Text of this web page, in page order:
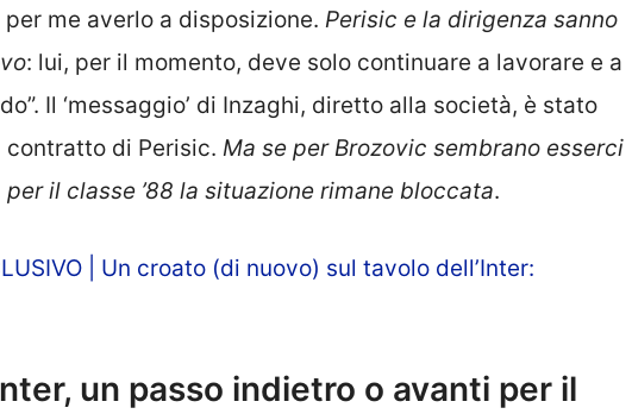
me averlo a disposizione. Perisic e la dirigenza sanno
: lui, per il momento, deve solo continuare a lavorare e a
Il ‘messaggio’ di Inzaghi, diretto alla società, è stato
di Perisic. Ma se per Brozovic sembrano esserci
il classe ’88 la situazione rimane bloccata.
| Un croato (di nuovo) sul tavolo dell’Inter:
un passo indietro o avanti per il